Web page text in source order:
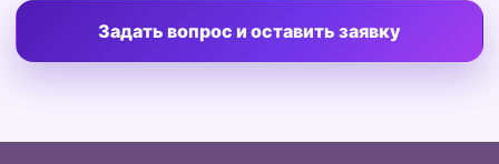
Задать вопрос и оставить заявку